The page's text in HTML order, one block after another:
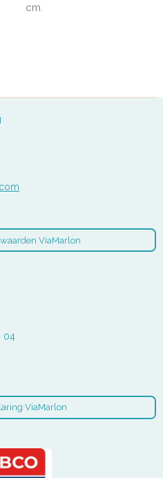
cm.
ViaMarlon
04
ViaMarlon